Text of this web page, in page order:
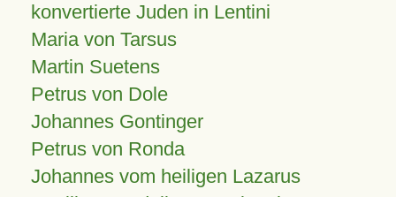
konvertierte Juden in Lentini
Maria von Tarsus
Martin Suetens
Petrus von Dole
Johannes Gontinger
Petrus von Ronda
Johannes vom heiligen Lazarus